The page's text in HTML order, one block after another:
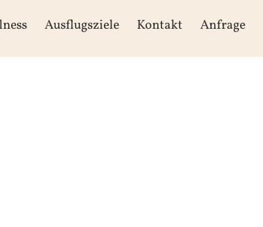
Ausflugsziele Kontakt Anfrage